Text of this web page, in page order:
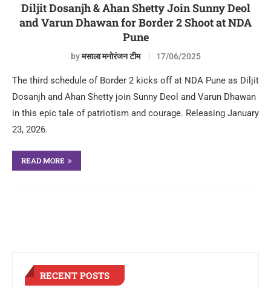
Diljit Dosanjh & Ahan Shetty Join Sunny Deol
and Varun Dhawan for Border 2 Shoot at NDA
Pune
byमसाला मनोरंजन टीम 17/06/2025
The third schedule of Border 2 kicks off at NDA Pune as Diljit
Dosanjh and Ahan Shetty join Sunny Deol and Varun Dhawan
in this epic tale of patriotism and courage. Releasing January
23, 2026.
READ MORE
RECENT POSTS